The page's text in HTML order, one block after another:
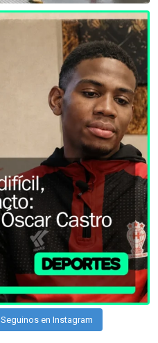
Seguinos en Instagram